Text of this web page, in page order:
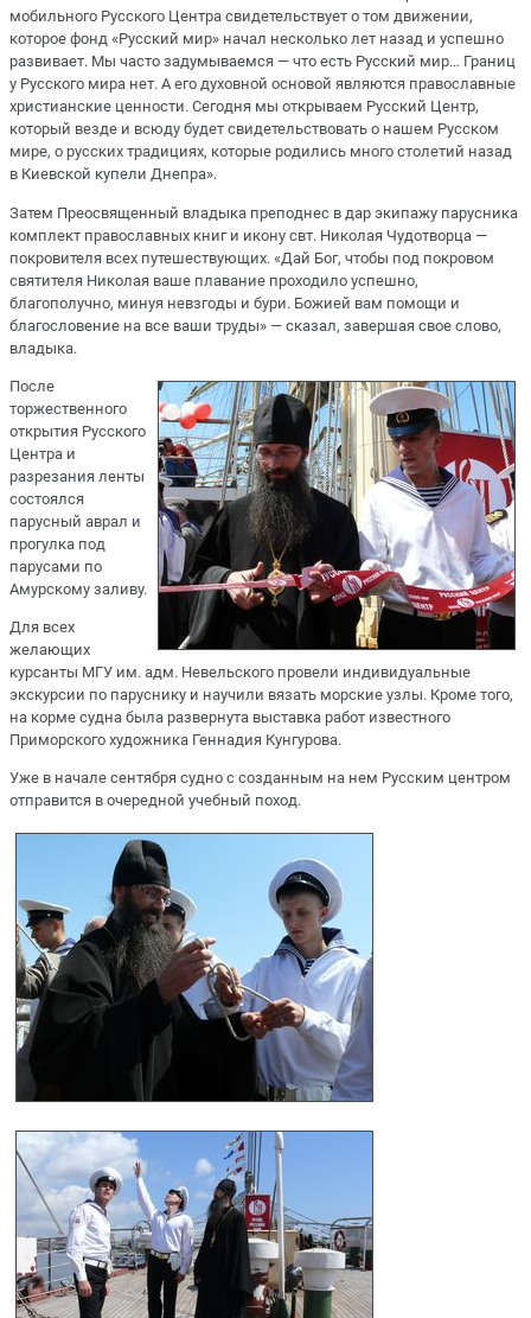
мобильного Русского Центра свидетельствует о том движении,
которое фонд «Русский мир» начал несколько лет назад и успешно
развивает. Мы часто задумываемся — что есть Русский мир… Границ
у Русского мира нет. А его духовной основой являются православные
христианские ценности. Сегодня мы открываем Русский Центр,
который везде и всюду будет свидетельствовать о нашем Русском
мире, о русских традициях, которые родились много столетий назад
в Киевской купели Днепра».
Затем Преосвященный владыка преподнес в дар экипажу парусника
комплект православных книг и икону свт. Николая Чудотворца —
покровителя всех путешествующих. «Дай Бог, чтобы под покровом
святителя Николая ваше плавание проходило успешно,
благополучно, минуя невзгоды и бури. Божией вам помощи и
благословение на все ваши труды» — сказал, завершая свое слово,
владыка.
После
торжественного
открытия Русского
Центра и
разрезания ленты
состоялся
парусный аврал и
прогулка под
парусами по
Амурскому заливу.
Для всех
желающих
курсанты МГУ им. адм. Невельского провели индивидуальные
экскурсии по паруснику и научили вязать морские узлы. Кроме того,
на корме судна была развернута выставка работ известного
Приморского художника Геннадия Кунгурова.
Уже в начале сентября судно с созданным на нем Русским центром
отправится в очередной учебный поход.